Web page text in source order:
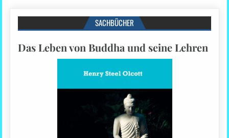
SACHBÜCHER
Das Leben von Buddha und seine Lehren